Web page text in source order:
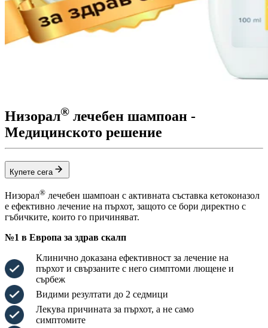
Низорал® лечебен шампоан -
Медицинското решение
Купете сега
Низорал® лечебен шампоан с активната съставка кетоконазол
е ефективно лечение на пърхот, защото се бори директно с
гъбичките, които го причиняват.
№1 в Европа за здрав скалп
Клинично доказана ефективност за лечение на
пърхот и свързаните с него симптоми лющене и
сърбеж
Видими резултати до 2 седмици
Лекува причината за пърхот, а не само
симптомите